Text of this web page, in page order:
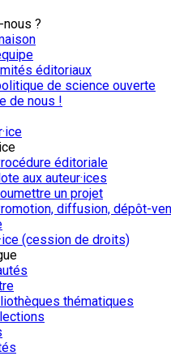
?
éditoriaux
de science ouverte
de nous !
éditoriale
aux auteur·ices
un projet
diffusion, dépôt-
(cession de droits)
thématiques